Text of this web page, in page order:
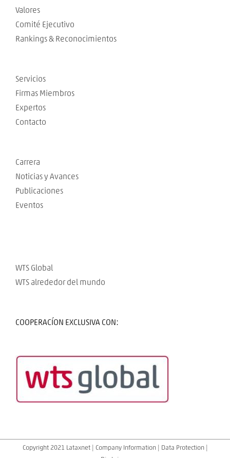
Valores
Comité Ejecutivo
Rankings & Reconocimientos
Servicios
Firmas Miembros
Expertos
Contacto
Carrera
Noticias y Avances
Publicaciones
Eventos
WTS Global
WTS alrededor del mundo
COOPERACÍON EXCLUSIVA CON:
Copyright 2021 Lataxnet | Company Information| Data Protection|